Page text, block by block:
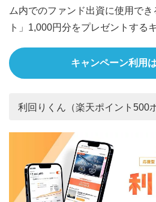
ム内でのファンド出資に使用で
ト」1,000円分をプレゼントする
キャンペーン利用
利回りくん（楽天ポイント500